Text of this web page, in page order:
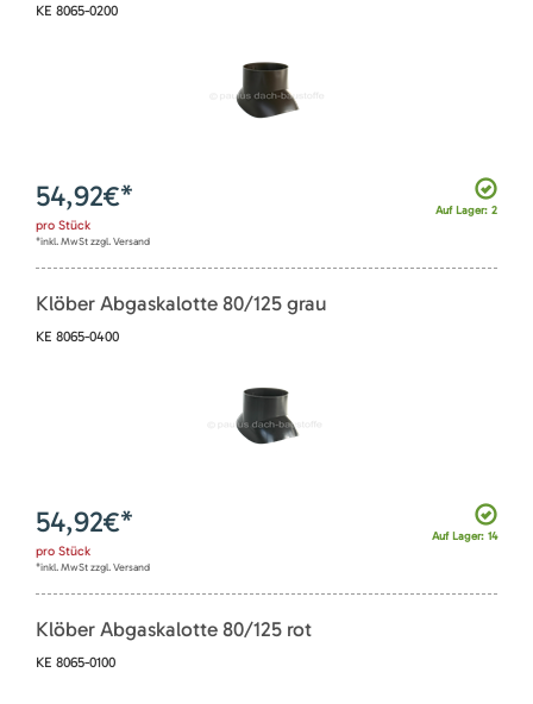
KE 8065-0200
Auf Lager: 2
54,92€*
pro Stück
*inkl. MwSt zzgl. Versand
Klöber Abgaskalotte 80/125 grau
KE 8065-0400
Auf Lager: 14
54,92€*
pro Stück
*inkl. MwSt zzgl. Versand
Klöber Abgaskalotte 80/125 rot
KE 8065-0100